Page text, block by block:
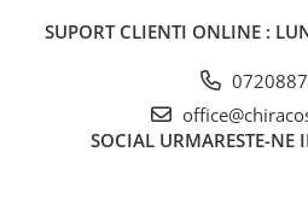
SUPORT CLIENTI ONLINE :
SOCIAL URMARESTE-NE